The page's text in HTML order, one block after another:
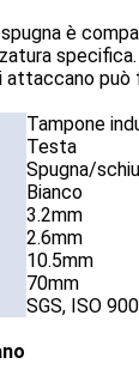
è
specifica.
attaccano
Tampone
Testa
Spugna/
Bianco
3.2mm
2.6mm
10.5mm
70mm
SGS, ISO